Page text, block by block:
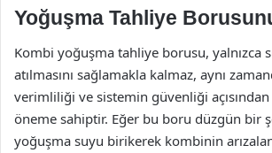
Yoğuşma Tahliye
Kombi yoğuşma tahliye borusu, yalnızca
atılmasını sağlamakla kalmaz, aynı
verimliliği ve sistemin güvenliği
öneme sahiptir. Eğer bu boru düzgün bir
yoğuşma suyu birikerek kombinin